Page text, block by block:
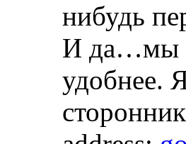
нибудь
И да…мы
удобнее.